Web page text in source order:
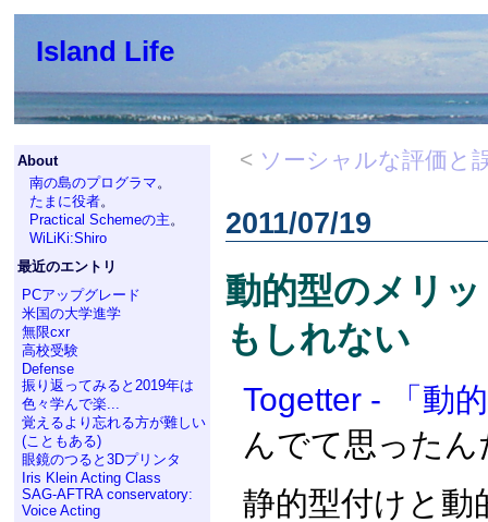
Island Life
About
南の島のプログラマ。
たまに役者。
Practical Schemeの主。
WiLiKi:Shiro
最近のエントリ
PCアップグレード
米国の大学進学
無限cxr
高校受験
Defense
振り返ってみると2019年は
色々学んで楽...
覚えるより忘れる方が難しい
(こともある)
眼鏡のつると3Dプリンタ
Iris Klein Acting Class
SAG-AFTRA conservatory:
Voice Acting
< ソーシャルな評価と
2011/07/19
動的型のメリ
もしれない
Togetter - 「動
んでて思った
静的型付けと動